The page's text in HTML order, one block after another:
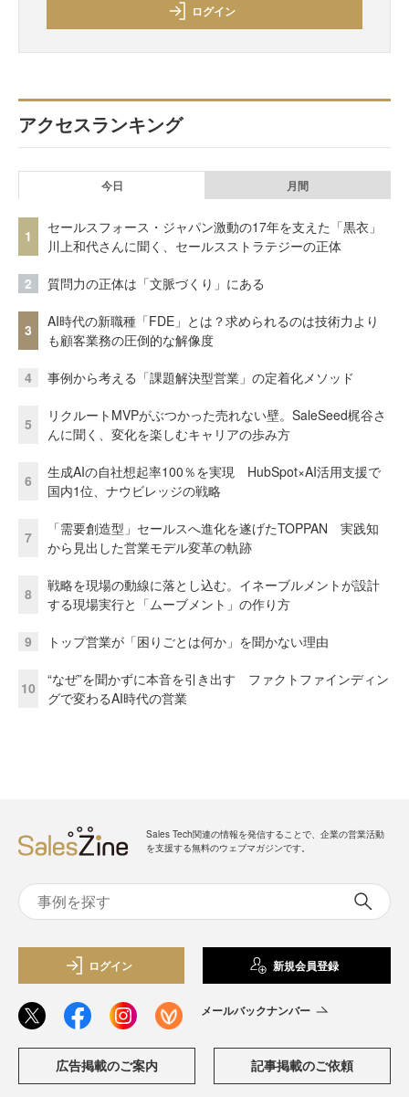
ログイン
アクセスランキング
今日 月間
1
セールスフォース・ジャパン激動の17年を支えた「黒衣」
川上和代さんに聞く、セールスストラテジーの正体
2 質問力の正体は「文脈づくり」にある
3
AI時代の新職種「FDE」とは？求められるのは技術力より
も顧客業務の圧倒的な解像度
4 事例から考える「課題解決型営業」の定着化メソッド
5
リクルートMVPがぶつかった売れない壁。SaleSeed梶谷さ
んに聞く、変化を楽しむキャリアの歩み方
6
生成AIの自社想起率100％を実現 HubSpot×AI活用支援で
国内1位、ナウビレッジの戦略
7
「需要創造型」セールスへ進化を遂げたTOPPAN 実践知
から見出した営業モデル変革の軌跡
8
戦略を現場の動線に落とし込む。イネーブルメントが設計
する現場実行と「ムーブメント」の作り方
9 トップ営業が「困りごとは何か」を聞かない理由
10
“なぜ”を聞かずに本音を引き出す ファクトファインディン
グで変わるAI時代の営業
Sales Tech関連の情報を発信することで、企業の営業活動
を支援する無料のウェブマガジンです。
ログイン 新規会員登録
メールバックナンバー
広告掲載のご案内 記事掲載のご依頼